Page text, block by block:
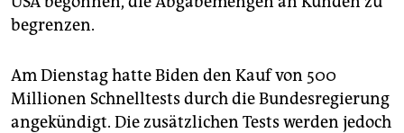
begrenzen.
Am Dienstag hatte Biden den Kauf von 500
Millionen Schnelltests durch die Bundesregierung
angekündigt. Die zusätzlichen Tests werden jedoch